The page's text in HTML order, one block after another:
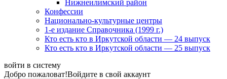
Нижнеилимский район
Конфессии
Национально-культурные центры
1-е издание Справочника (1999 г.)
Кто есть кто в Иркутской области — 24 выпуск
Кто есть кто в Иркутской области — 25 выпуск
войти в систему
Добро пожаловат!Войдите в свой аккаунт